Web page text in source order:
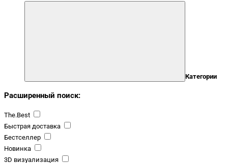
Категории
Расширенный поиск:
The.Best
Быстрая доставка
Бестселлер
Новинка
3D визуализация